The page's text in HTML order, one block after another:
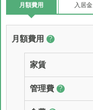
月額費用 入居金
月額費用 ?
家賃
管理費 ?